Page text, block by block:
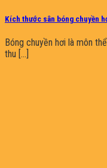
Kích thước sân bóng chuyền
Bóng chuyền hơi là môn
thu [...]